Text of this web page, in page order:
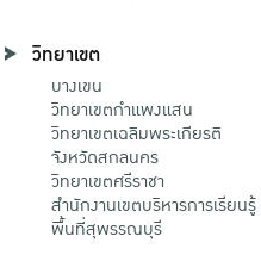
วิทยาเขต
บางเขน
วิทยาเขตกําแพงแสน
วิทยาเขตเฉลิมพระเกียรติ
จังหวัดสกลนคร
วิทยาเขตศรีราชา
สำนักงานเขตบริหารการเรียนรู้
พื้นที่สุพรรณบุรี